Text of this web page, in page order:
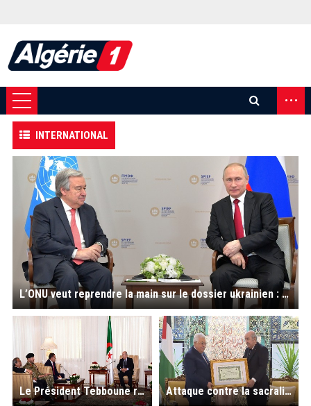
...
INTERNATIONAL
L’ONU veut reprendre la main sur le dossier ukrainien : Guterres chez Poutine, ce mardi
Le Président Tebboune reçoit Abdelhamid Dbeibah le chef du Gouvernement d'Unité nationale de Libye Attaque contre la sacralité d’Al- Aqsa : le Président Tebboune écrit à Guterres, pointe des «développements graves»